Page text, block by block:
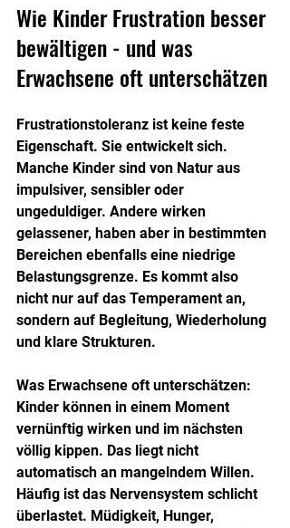
Wie Kinder Frustration besser
bewältigen - und was
Erwachsene oft unterschätzen
Frustrationstoleranz ist keine feste
Eigenschaft. Sie entwickelt sich.
Manche Kinder sind von Natur aus
impulsiver, sensibler oder
ungeduldiger. Andere wirken
gelassener, haben aber in bestimmten
Bereichen ebenfalls eine niedrige
Belastungsgrenze. Es kommt also
nicht nur auf das Temperament an,
sondern auf Begleitung, Wiederholung
und klare Strukturen.
Was Erwachsene oft unterschätzen:
Kinder können in einem Moment
vernünftig wirken und im nächsten
völlig kippen. Das liegt nicht
automatisch an mangelndem Willen.
Häufig ist das Nervensystem schlicht
überlastet. Müdigkeit, Hunger,